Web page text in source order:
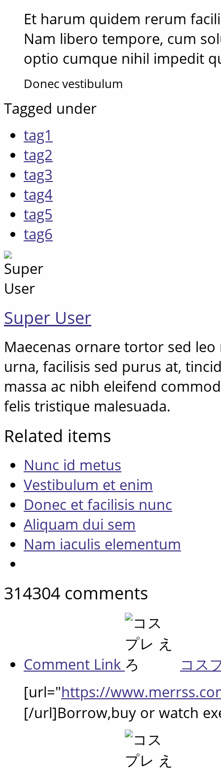
Et harum quidem rerum
Nam libero tempore, cum
optio cumque nihil impedit
Donec vestibulum
Tagged under
tag1
tag2
tag3
tag4
tag5
tag6
Super User
Maecenas ornare tortor sed
urna, facilisis sed purus at,
massa ac nibh eleifend
felis tristique malesuada.
Related items
Nunc id metus
Vestibulum et enim
Donec et facilisis nunc
Aliquam dui sem
Nam iaculis elementum
314304 comments
Comment Link
コス
[url="https://
[/url]Borrow,buy or watch